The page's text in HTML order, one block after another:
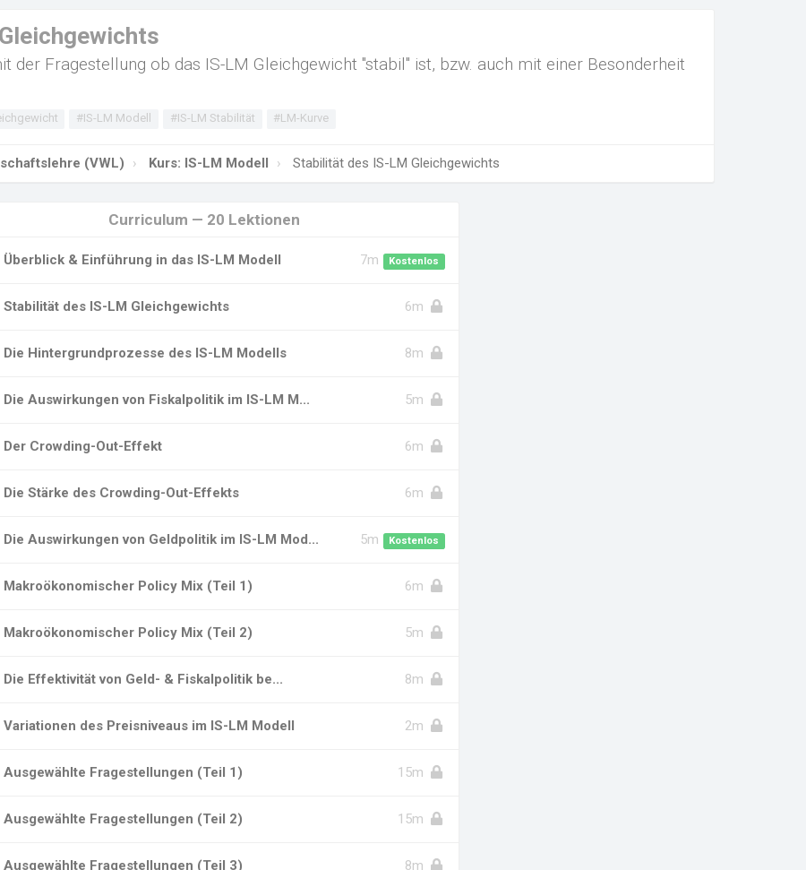
der Fragestellung ob das IS-LM Gleichgewicht "stabil" ist, bzw. auch mit einer Besonderheit
#IS-LM Modell #IS-LM Stabilität #LM-Kurve
(VWL) Kurs: IS-LM Modell Stabilität des IS-LM Gleichgewichts
Curriculum — 20 Lektionen
Überblick & Einführung in das IS-LM Modell Kostenlos
7m
Stabilität des IS-LM Gleichgewichts 6m
Die Hintergrundprozesse des IS-LM Modells 8m
Die Auswirkungen von Fiskalpolitik im IS-LM M... 5m
Der Crowding-Out-Effekt 6m
Die Stärke des Crowding-Out-Effekts 6m
Die Auswirkungen von Geldpolitik im IS-LM Mod... Kostenlos
5m
Makroökonomischer Policy Mix (Teil 1) 6m
Makroökonomischer Policy Mix (Teil 2) 5m
Die Effektivität von Geld- & Fiskalpolitik be... 8m
Variationen des Preisniveaus im IS-LM Modell 2m
Ausgewählte Fragestellungen (Teil 1) 15m
Ausgewählte Fragestellungen (Teil 2) 15m
Ausgewählte Fragestellungen (Teil 3) 8m